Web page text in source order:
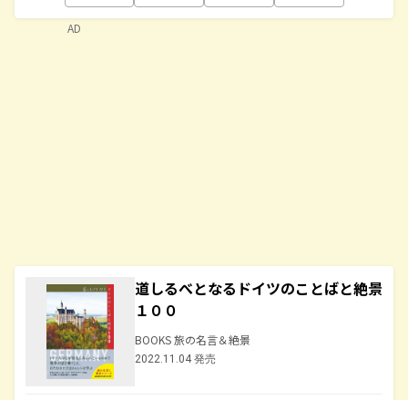
道しるべとなるドイツのことばと絶景
１００
BOOKS 旅の名言＆絶景
2022.11.04 発売
AD